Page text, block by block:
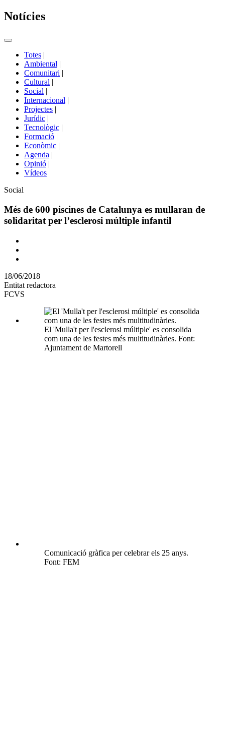
Notícies
Commutador
portals
Totes |
Ambiental |
Comunitari |
Cultural |
Social |
Internacional |
Projectes |
Jurídic |
Tecnològic |
Formació |
Econòmic |
Agenda |
Opinió |
Vídeos
Àmbit
la
notícia
Social
Més de 600 piscines de Catalunya es mullaran de
solidaritat per l’esclerosi múltiple infantil
Comparteix
altres
xarxes
18/06/2018
Entitat redactora
FCVS
El 'Mulla't per l'esclerosi múltiple' es consolida
com una de les festes més multitudinàries. Font:
Ajuntament de Martorell
Comunicació gràfica per celebrar els 25 anys.
Font: FEM